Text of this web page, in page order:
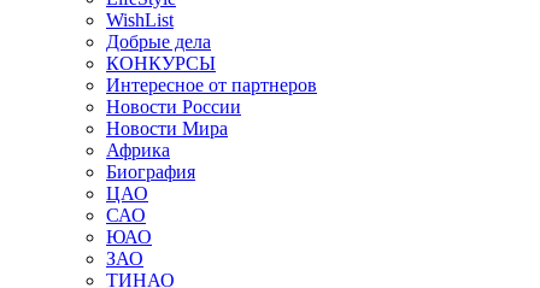
WishList
Добрые дела
КОНКУРСЫ
Интересное от партнеров
Новости России
Новости Мира
Африка
Биография
ЦАО
САО
ЮАО
ЗАО
ТИНАО